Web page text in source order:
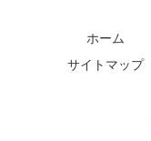
ホーム
サイトマップ